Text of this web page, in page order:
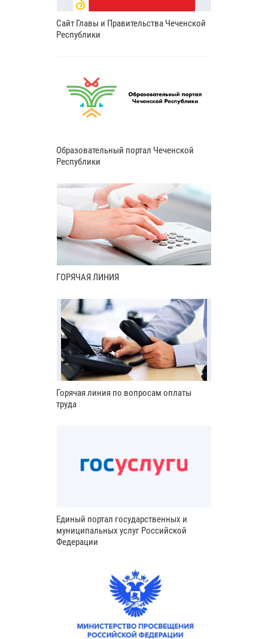
Сайт Главы и Правительства Чеченской
Республики
Образовательный портал Чеченской
Республики
ГОРЯЧАЯ ЛИНИЯ
Горячая линия по вопросам оплаты
труда
Единый портал государственных и
муниципальных услуг Российской
Федерации